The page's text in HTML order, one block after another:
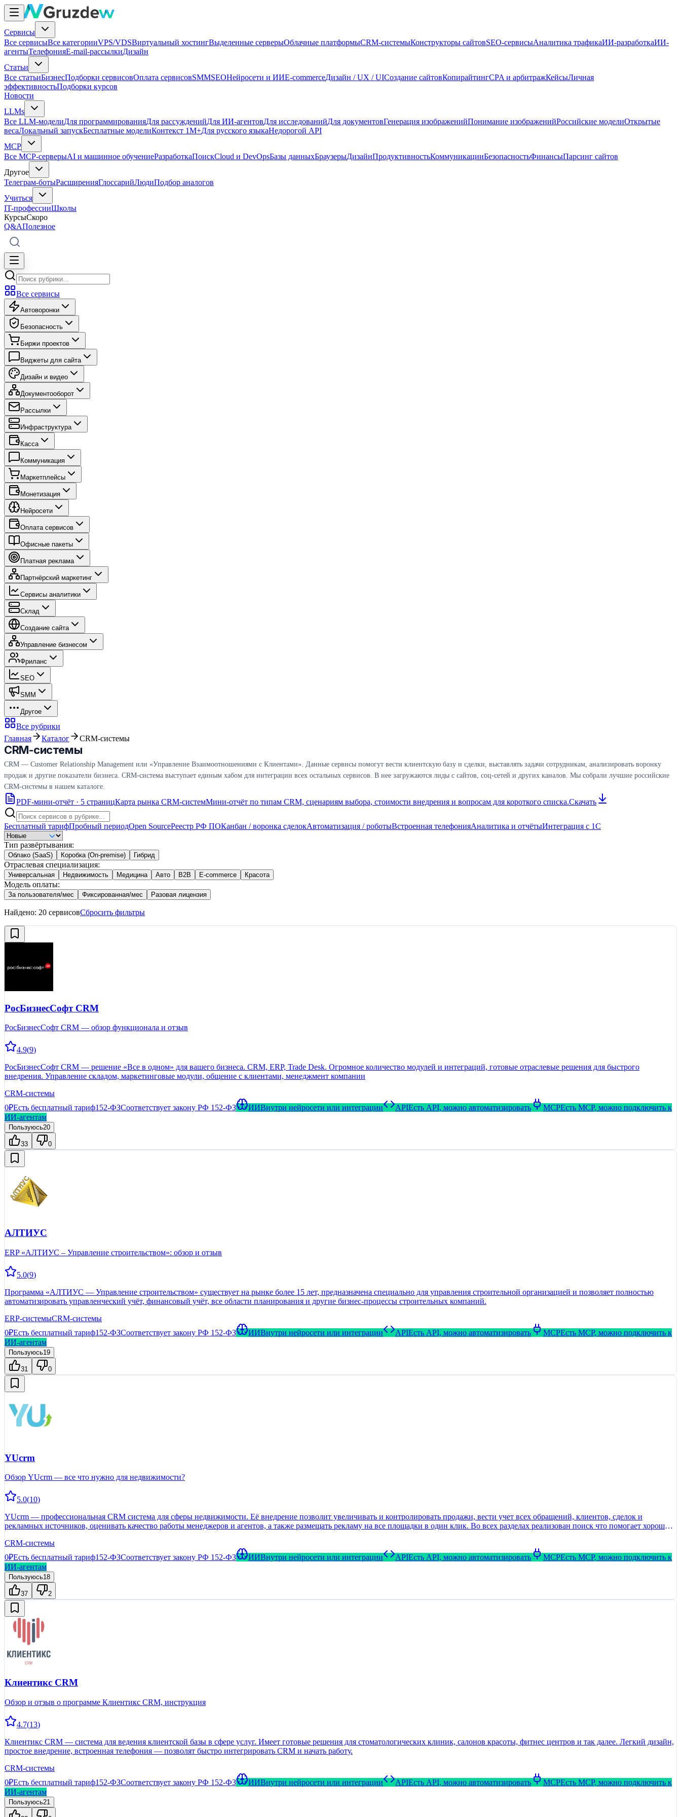
Сервисы
Все сервисыВсе категорииVPS/VDSВиртуальный хостингВыделенные серверыОблачные платформыCRM-системыКонструкторы сайтовSEO-сервисыАналитика трафикаИИ-разработкаИИ-
агентыТелефонияE-mail-рассылкиДизайн
Статьи
Все статьиБизнесПодборки сервисовОплата сервисовSMMSEOНейросети и ИИE-commerceДизайн / UX / UIСоздание сайтовКопирайтингCPA и арбитражКейсыЛичная
эффективностьПодборки курсов
Новости
LLMs
Все LLM-моделиДля программированияДля рассужденийДля ИИ-агентовДля исследованийДля документовГенерация изображенийПонимание изображенийРоссийские моделиОткрытые
весаЛокальный запускБесплатные моделиКонтекст 1M+Для русского языкаНедорогой API
MCP
Все MCP-серверыAI и машинное обучениеРазработкаПоискCloud и DevOpsБазы данныхБраузерыДизайнПродуктивностьКоммуникацииБезопасностьФинансыПарсинг сайтов
Другое
Телеграм-ботыРасширенияГлоссарийЛюдиПодбор аналогов
Учиться
IT-профессииШколы
КурсыСкоро
Q&AПолезное
Все сервисы
Автоворонки
Безопасность
Биржи проектов
Виджеты для сайта
Дизайн и видео
Документооборот
Рассылки
Инфраструктура
Касса
Коммуникация
Маркетплейсы
Монетизация
Нейросети
Оплата сервисов
Офисные пакеты
Платная реклама
Партнёрский маркетинг
Сервисы аналитики
Склад
Создание сайта
Управление бизнесом
Фриланс
SEO
SMM
Другое
Все рубрики
Главная
Каталог CRM-системы
CRM-системы
CRM — Customer Relationship Management или «Управление Взаимоотношениями с Клиентами». Данные сервисы помогут вести клиентскую базу и сделки, выставлять задачи сотрудникам, анализировать воронку
продаж и другие показатели бизнеса. CRM-система выступает единым хабом для интеграции всех остальных сервисов. В нее загружаются лиды с сайтов, соц-сетей и других каналов. Мы собрали лучшие российские
CRM-системы в нашем каталоге.
PDF-мини-отчёт · 5 страницКарта рынка CRM-системМини-отчёт по типам CRM, сценариям выбора, стоимости внедрения и вопросам для короткого списка.Скачать
Бесплатный тарифПробный периодOpen SourceРеестр РФ ПОКанбан / воронка сделокАвтоматизация / роботыВстроенная телефонияАналитика и отчётыИнтеграция с 1С
Тип развёртывания:
Облако (SaaS) Коробка (On-premise) Гибрид
Отраслевая специализация:
Универсальная Недвижимость Медицина Авто B2B E-commerce Красота
Модель оплаты:
За пользователя/мес Фиксированная/мес Разовая лицензия
Найдено: 20 сервисовСбросить фильтры
РосБизнесСофт CRM
РосБизнесСофт CRM — обзор функционала и отзыв
4.9(9)
РосБизнесСофт CRM — решение «Все в одном» для вашего бизнеса. CRM, ERP, Trade Desk. Огромное количество модулей и интеграций, готовые отраслевые решения для быстрого
внедрения. Управление складом, маркетинговые модули, общение с клиентами, менеджмент компании
CRM-системы
0₽Есть бесплатный тариф152-ФЗСоответствует закону РФ 152-ФЗ ИИВнутри нейросети или интеграции APIЕсть API, можно автоматизировать MCPЕсть MCP, можно подключить к
ИИ-агентам
Пользуюсь20
33 0
АЛТИУС
ERP «АЛТИУС – Управление строительством»: обзор и отзыв
5.0(9)
Программа «АЛТИУС — Управление строительством» существует на рынке более 15 лет, предназначена специально для управления строительной организацией и позволяет полностью
автоматизировать управленческий учёт, финансовый учёт, все области планирования и другие бизнес-процессы строительных компаний.
ERP-системыCRM-системы
0₽Есть бесплатный тариф152-ФЗСоответствует закону РФ 152-ФЗ ИИВнутри нейросети или интеграции APIЕсть API, можно автоматизировать MCPЕсть MCP, можно подключить к
ИИ-агентам
Пользуюсь19
31 0
YUcrm
Обзор YUcrm — все что нужно для недвижимости?
5.0(10)
YUcrm — профессиональная CRM система для сферы недвижимости. Её внедрение позволит увеличивать и контролировать продажи, вести учет всех обращений, клиентов, сделок и
рекламных источников, оценивать качество работы менеджеров и агентов, а также размещать рекламу на все площадки в один клик. Во всех разделах реализован поиск что помогает хорошо
CRM-системы
0₽Есть бесплатный тариф152-ФЗСоответствует закону РФ 152-ФЗ ИИВнутри нейросети или интеграции APIЕсть API, можно автоматизировать MCPЕсть MCP, можно подключить к
ИИ-агентам
Пользуюсь18
37 2
Клиентикс CRM
Обзор и отзыв о программе Клиентикс CRM, инструкция
4.7(13)
Клиентикс CRM — система для ведения клиентской базы в сфере услуг. Имеет готовые решения для стоматологических клиник, салонов красоты, фитнес центров и так далее. Легкий дизайн,
простое внедрение, встроенная телефония — позволят быстро интегрировать CRM и начать работу.
CRM-системы
0₽Есть бесплатный тариф152-ФЗСоответствует закону РФ 152-ФЗ ИИВнутри нейросети или интеграции APIЕсть API, можно автоматизировать MCPЕсть MCP, можно подключить к
ИИ-агентам
Пользуюсь21